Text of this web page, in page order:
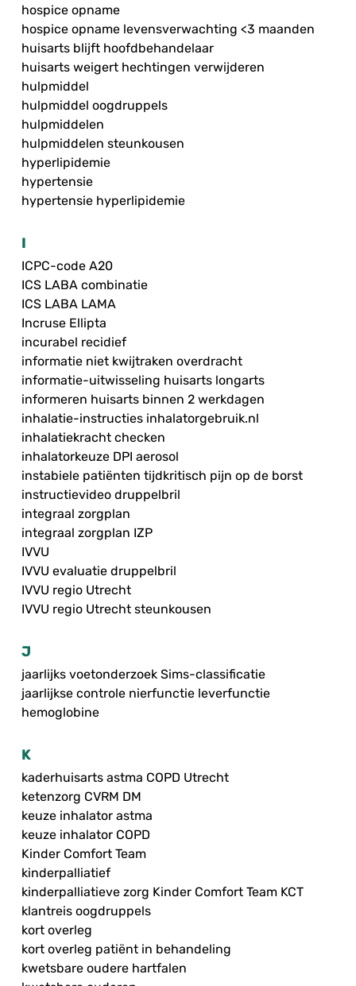
hospice opname
hospice opname levensverwachting <3 maanden
huisarts blijft hoofdbehandelaar
huisarts weigert hechtingen verwijderen
hulpmiddel
hulpmiddel oogdruppels
hulpmiddelen
hulpmiddelen steunkousen
hyperlipidemie
hypertensie
hypertensie hyperlipidemie
I
ICPC-code A20
ICS LABA combinatie
ICS LABA LAMA
Incruse Ellipta
incurabel recidief
informatie niet kwijtraken overdracht
informatie-uitwisseling huisarts longarts
informeren huisarts binnen 2 werkdagen
inhalatie-instructies inhalatorgebruik.nl
inhalatiekracht checken
inhalatorkeuze DPI aerosol
instabiele patiënten tijdkritisch pijn op de borst
instructievideo druppelbril
integraal zorgplan
integraal zorgplan IZP
IVVU
IVVU evaluatie druppelbril
IVVU regio Utrecht
IVVU regio Utrecht steunkousen
J
jaarlijks voetonderzoek Sims-classificatie
jaarlijkse controle nierfunctie leverfunctie
hemoglobine
K
kaderhuisarts astma COPD Utrecht
ketenzorg CVRM DM
keuze inhalator astma
keuze inhalator COPD
Kinder Comfort Team
kinderpalliatief
kinderpalliatieve zorg Kinder Comfort Team KCT
klantreis oogdruppels
kort overleg
kort overleg patiënt in behandeling
kwetsbare oudere hartfalen